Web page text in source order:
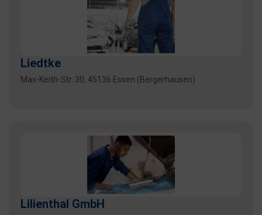
Liedtke
Max-Keith-Str. 30, 45136 Essen (Bergerhausen)
Lilienthal GmbH